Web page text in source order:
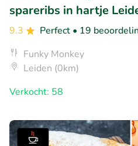
spareribs in hartje
9.3 Perfect • 19
Funky Monkey
Leiden (0km)
Verkocht: 58